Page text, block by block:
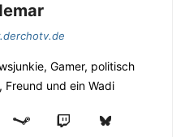
Gamer, politisch
Freund und ein Wadi